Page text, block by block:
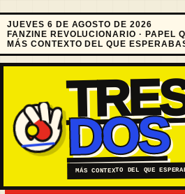
JUEVES 6 DE AGOSTO DE 2026
FANZINE REVOLUCIONARIO · PAPEL
MÁS CONTEXTO DEL QUE
DOS
MÁS CONTEXTO DEL QUE